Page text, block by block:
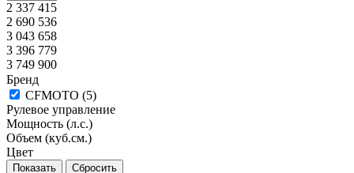
2 337 415
2 690 536
3 043 658
3 396 779
3 749 900
Бренд
CFMOTO (5)
Рулевое управление
Мощность (л.с.)
Объем (куб.см.)
Цвет
Сбросить